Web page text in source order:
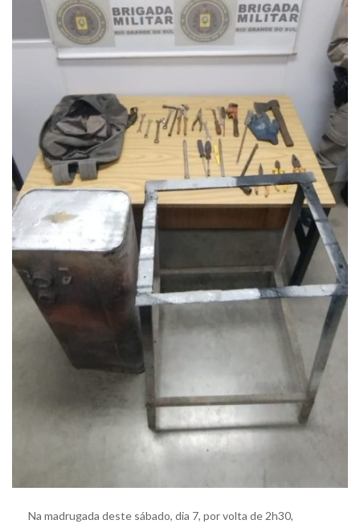
Na madrugada deste sábado, dia 7, por volta de 2h30,